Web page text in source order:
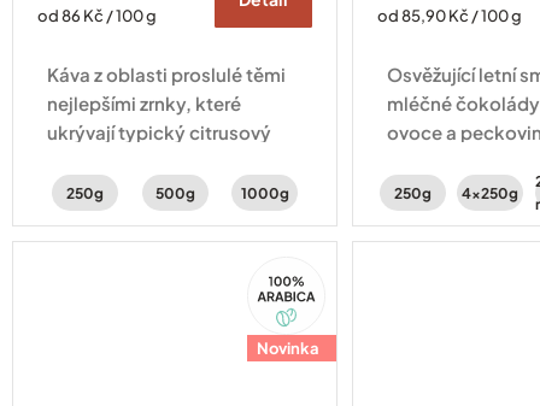
Měrná
od 86 Kč / 100 g
Káva z oblasti proslulé těmi
nejlepšími zrnky, které
ukrývají typický citrusový
peckovin a karamelu.
250g 500g 1000g
Měrná
od 85,90 Kč / 100 g
Osvěžující letní
mléčné
ovoce a
250g 4x250g
Novinka
Arabica